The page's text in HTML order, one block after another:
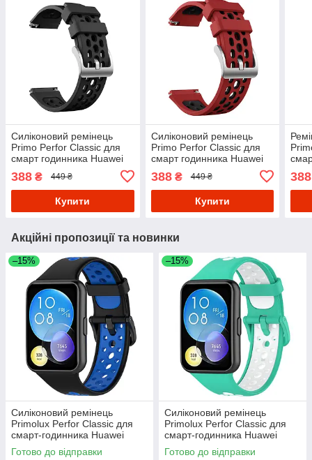
Силіконовий ремінець
Primo Perfor Classiс для
смарт годинника Huawei
388 ₴ 449 ₴
Купити
Силіконовий ремінець
Primo Perfor Classiс для
смарт годинника Huawei
Watch GT 2e - Red/Black
388₴ 449 ₴
Купити
388
Акційні пропозиції та новинки
–15%
Силіконовий ремінець
Primolux Perfor Classic для
смарт-годинника Huawei
Watch Fit 2- Black&Blue
Готово до відправки
–15%
Силіконовий ремінець
Primolux Perfor Classic для
смарт-годинника Huawei
Watch Fit 2- Mint&White
Готово до відправки